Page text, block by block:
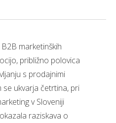
marketinških
približno polovica
s prodajnimi
ukvarja četrtina, pri
v Sloveniji
raziskava o